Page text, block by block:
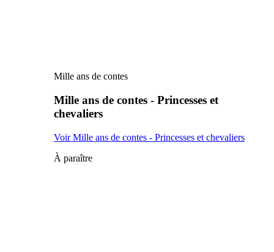
Mille ans de contes
Mille ans de contes - Princesses et
chevaliers
Voir Mille ans de contes - Princesses et chevaliers
À paraître